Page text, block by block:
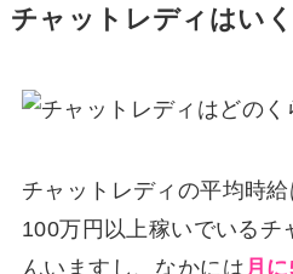
チャットレディはい
チャットレディの平均時
100万円以上稼いでいるチ
んいますし、なかには月